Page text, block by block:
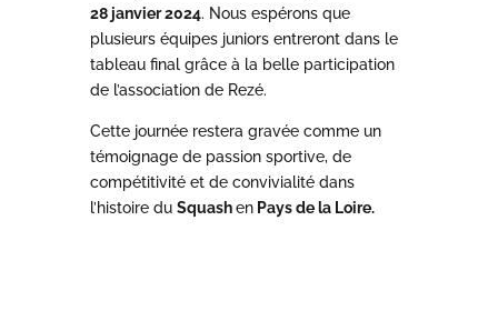
28 janvier 2024. Nous espérons que
plusieurs équipes juniors entreront dans le
tableau final grâce à la belle participation
de l’association de Rezé.
Cette journée restera gravée comme un
témoignage de passion sportive, de
compétitivité et de convivialité dans
l’histoire du SquashenPays de la Loire.